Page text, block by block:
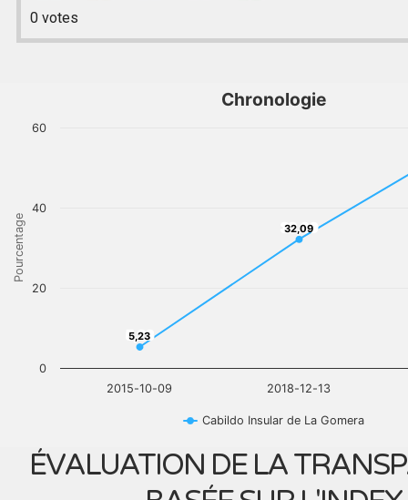
0votes
Pourcentage
Chronologie
5,23
5,23
32,09
32,09
Cabildo Insular de La Gomera
2015-10-09 2018-12-13
0
20
40
60
ÉVALUATION DE LA